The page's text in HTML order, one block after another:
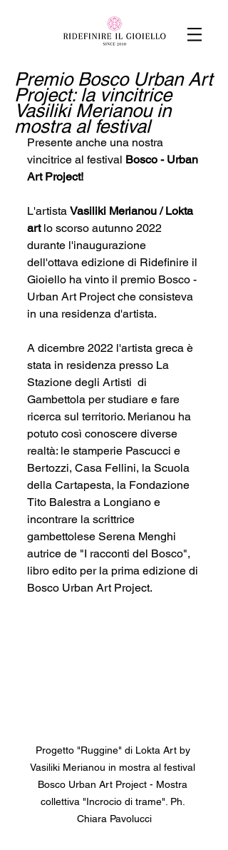
Premio Bosco Urban Art
Project: la vincitrice
Vasiliki Merianou in
mostra al festival
Presente anche una nostra
vincitrice al festival Bosco - Urban
Art Project!
L'artista Vasiliki Merianou / Lokta
art lo scorso autunno 2022
durante l'inaugurazione
dell'ottava edizione di Ridefinire il
Gioiello ha vinto il premio Bosco -
Urban Art Project che consisteva
in una residenza d'artista.
A dicembre 2022 l'artista greca è
stata in residenza presso La
Stazione degli Artisti
  di
Gambettola per studiare e fare
ricerca sul territorio. Merianou ha
potuto così conoscere diverse
realtà: le stamperie Pascucci e
Bertozzi, Casa Fellini, la Scuola
della Cartapesta, la Fondazione
Tito Balestra a Longiano e
incontrare la scrittrice
gambettolese Serena Menghi
autrice de "I racconti del Bosco",
libro edito per la prima edizione di
Bosco Urban Art Project.
Progetto "Ruggine" di Lokta Art by
Vasiliki Merianou in mostra al festival
Bosco Urban Art Project - Mostra
collettiva "Incrocio di trame". Ph.
Chiara Pavolucci